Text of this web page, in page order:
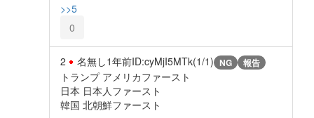
>>5
0
2 名無し1年前ID:cyMjI5MTk(1/1) NG 報告
トランプ アメリカファースト
日本 日本人ファースト
韓国 北朝鮮ファースト